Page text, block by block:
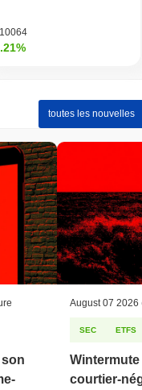
toutes les nouvelles
August 07 2026
SEC ETFS
courtier-